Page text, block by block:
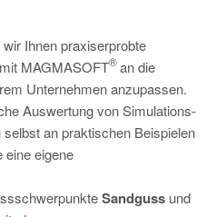
Ihnen praxiserprobte
mit MAGMASOFT
®an die
Unternehmen anzupassen.
Auswertung von Simulations-
an praktischen Beispielen
eine eigene
Sandguss und